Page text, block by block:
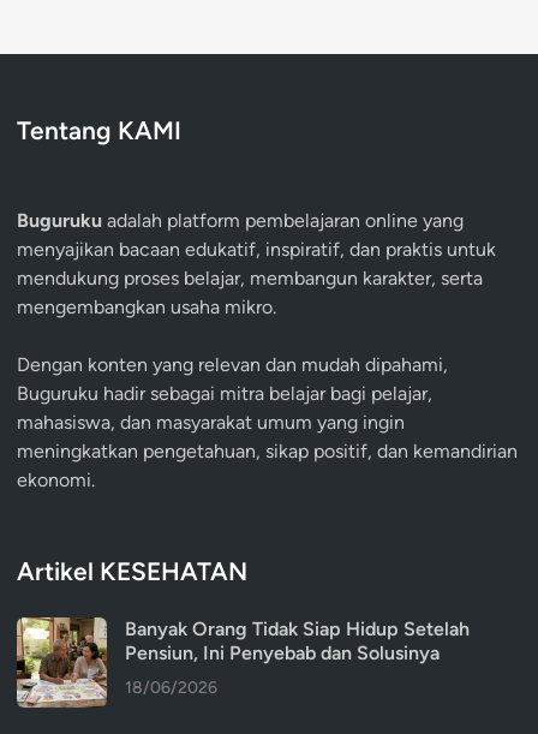
Tentang KAMI
Buguruku adalah platform pembelajaran online yang
menyajikan bacaan edukatif, inspiratif, dan praktis untuk
mendukung proses belajar, membangun karakter, serta
mengembangkan usaha mikro.
Dengan konten yang relevan dan mudah dipahami,
Buguruku hadir sebagai mitra belajar bagi pelajar,
mahasiswa, dan masyarakat umum yang ingin
meningkatkan pengetahuan, sikap positif, dan kemandirian
ekonomi.
Artikel KESEHATAN
Banyak Orang Tidak Siap Hidup Setelah
Pensiun, Ini Penyebab dan Solusinya
18/06/2026